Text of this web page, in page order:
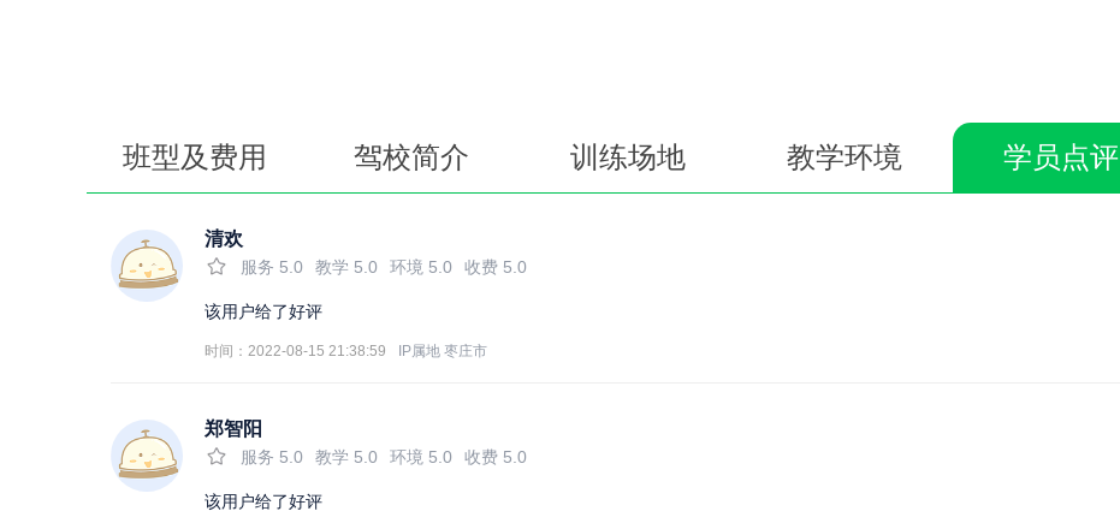
班型及费用 驾校简介 训练场地 教学环境 学员点评
清欢
服务 5.0 教学 5.0 环境 5.0 收费 5.0
该用户给了好评
时间：2022-08-15 21:38:59 IP属地 枣庄市
郑智阳
服务 5.0 教学 5.0 环境 5.0 收费 5.0
该用户给了好评